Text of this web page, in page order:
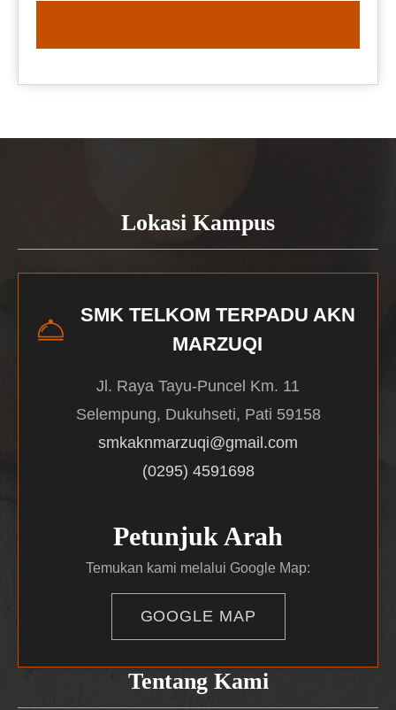
Tentang Kami
Lokasi Kampus
SMK TELKOM TERPADU AKN
MARZUQI
Jl. Raya Tayu-Puncel Km. 11
Selempung, Dukuhseti, Pati 59158
smkaknmarzuqi@gmail.com
(0295) 4591698
Petunjuk Arah
Temukan kami melalui Google Map:
GOOGLE MAP